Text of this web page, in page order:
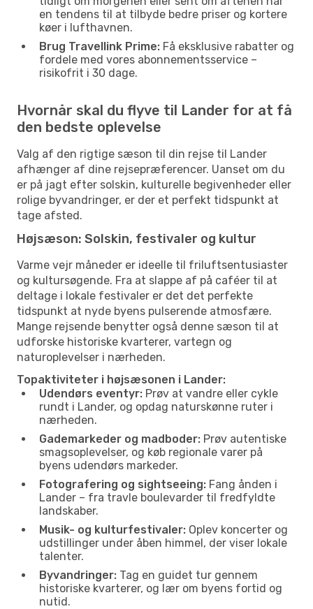
en tendens til at tilbyde bedre priser og kortere
køer i lufthavnen.
Brug Travellink Prime: Få eksklusive rabatter og
fordele med vores abonnementsservice –
risikofrit i 30 dage.
Hvornår skal du flyve til Lander for at få
den bedste oplevelse
Valg af den rigtige sæson til din rejse til Lander
afhænger af dine rejsepræferencer. Uanset om du
er på jagt efter solskin, kulturelle begivenheder eller
rolige byvandringer, er der et perfekt tidspunkt at
tage afsted.
Højsæson: Solskin, festivaler og kultur
Varme vejr måneder er ideelle til friluftsentusiaster
og kultursøgende. Fra at slappe af på caféer til at
deltage i lokale festivaler er det det perfekte
tidspunkt at nyde byens pulserende atmosfære.
Mange rejsende benytter også denne sæson til at
udforske historiske kvarterer, vartegn og
naturoplevelser i nærheden.
Topaktiviteter i højsæsonen i Lander:
Udendørs eventyr: Prøv at vandre eller cykle
rundt i Lander, og opdag naturskønne ruter i
nærheden.
Gademarkeder og madboder: Prøv autentiske
smagsoplevelser, og køb regionale varer på
byens udendørs markeder.
Fotografering og sightseeing: Fang ånden i
Lander – fra travle boulevarder til fredfyldte
landskaber.
Musik- og kulturfestivaler: Oplev koncerter og
udstillinger under åben himmel, der viser lokale
talenter.
Byvandringer: Tag en guidet tur gennem
historiske kvarterer, og lær om byens fortid og
nutid.